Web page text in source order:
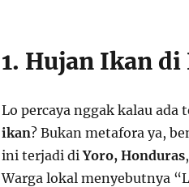
1. Hujan Ikan di
Lo percaya nggak kalau
ikan? Bukan metafora ya,
ini terjadi diYoro, Honduras
Warga lokal menyebutnya